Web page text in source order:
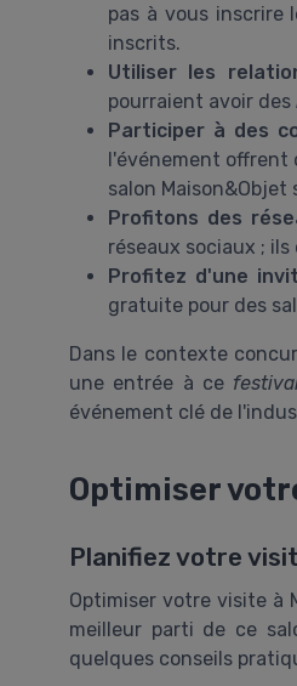
pas à vous inscrire
inscrits.
Utiliser les
pourraient avoir des
Participer à des
l'événement offrent
salon Maison&Objet
Profitons des
réseaux sociaux ;
Profitez d'une
gratuite pour des
Dans le contexte
une entrée à ce
événement clé de
Optimiser
Planifiez votre
Optimiser votre visite à
meilleur parti de ce
quelques conseils